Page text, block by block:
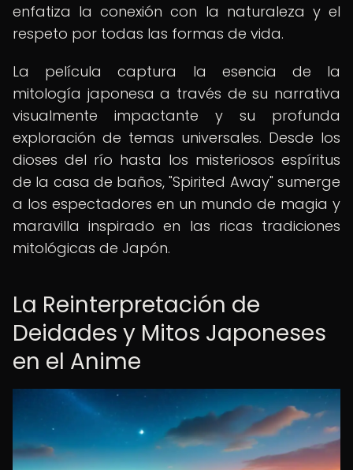
enfatiza la conexión con la naturaleza y el
respeto por todas las formas de vida.
La película captura la esencia de la
mitología japonesa a través de su narrativa
visualmente impactante y su profunda
exploración de temas universales. Desde los
dioses del río hasta los misteriosos espíritus
de la casa de baños, "Spirited Away" sumerge
a los espectadores en un mundo de magia y
maravilla inspirado en las ricas tradiciones
mitológicas de Japón.
La Reinterpretación de
Deidades y Mitos Japoneses
en el Anime